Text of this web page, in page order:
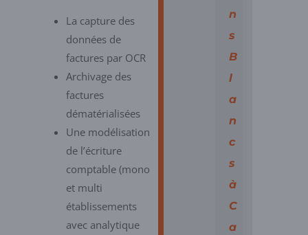
La capture des
données de
factures par OCR
Archivage des
factures
dématérialisées
Une modélisation
de l’écriture
comptable (mono
et multi
établissements
avec analytique
n
s
B
l
a
n
c
s
à
C
a